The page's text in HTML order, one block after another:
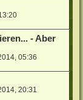
- Aber
05:36
20:31